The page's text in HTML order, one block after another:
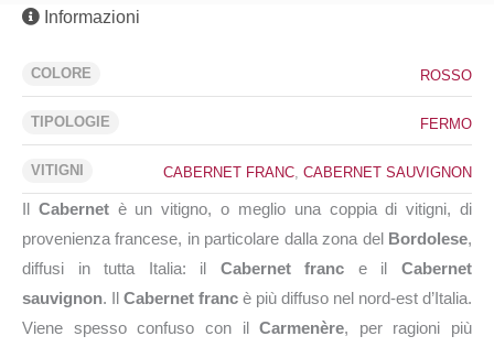
Informazioni
COLORE ROSSO
TIPOLOGIE FERMO
VITIGNI CABERNET FRANC, CABERNET SAUVIGNON
Il Cabernet è un vitigno, o meglio una coppia di vitigni, di
provenienza francese, in particolare dalla zona del Bordolese,
diffusi in tutta Italia: il Cabernet franc e ilCabernet
sauvignon. Il Cabernet franc è più diffuso nel nord-est d’Italia.
Viene spesso confuso con ilCarmenère, per ragioni più